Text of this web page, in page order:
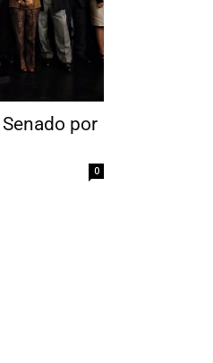
por
0